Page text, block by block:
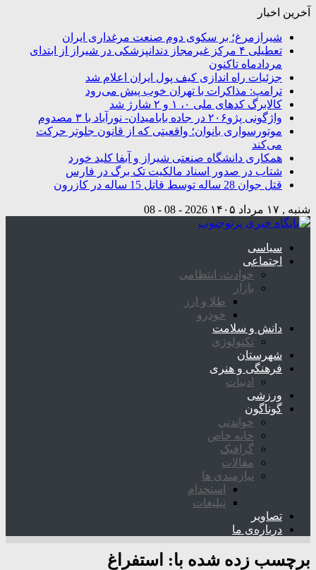
آخرین اخبار
شیرازمرغ؛ بر سکوی دوم صنعت مرغداری ایران
تعطیلی ۴ مرکز غیرمجاز دندانپزشکی در شیراز از ابتدای
مردادماه تاکنون
جزئیات راه اندازی کیف پول ایران اعلام شد
ترامپ: مذاکرات با تهران خوب پیش می‌رود
کالابرگ کدهای ملی ۰، ۱ و ۲ شارژ شد
واژگونی پژو۲۰۶ در جاده بابامیدان- نورآباد با ۳ مصدوم
موتورسواری بانوان؛ واقعیتی که از قانون جلوتر حرکت
می‌کند
همکاری دانشگاه صنعتی شیراز و آبفا کلید خورد
شتاب در صدور اسناد مالکیت تک برگ در فارس
قتل جوان 28 ساله توسط قاتل 15 ساله در کازرون
شنبه , ۱۷ مرداد ۱۴۰۵ 2026 - 08 - 08
سیاسی
اجتماعی
حوادث، انتظامی
بازار
طلا و ارز
خودرو
دانش و سلامت
تکنولوژی
شهرستان
فرهنگی و هنری
ادبیات
ورزشی
گوناگون
خواندنی
خانه خاص
گرافیک
مقالات
نیازمندی ها
استخدام
تبلیغات
تصاویر
درباره‌ی ما
برچسب زده شده با: استفراغ